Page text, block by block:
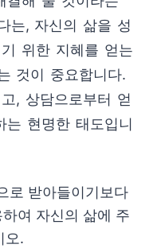
는, 자신의 삶을 성
위한 지혜를 얻는
것이 중요합니다.
, 상담으로부터 얻
현명한 태도입니
로 받아들이기보다
여 자신의 삶에 주
오.